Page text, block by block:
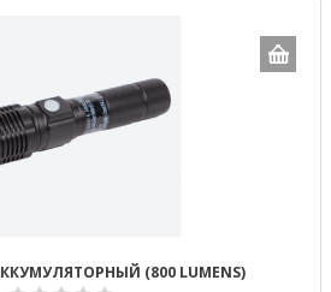
(800 LUMENS)